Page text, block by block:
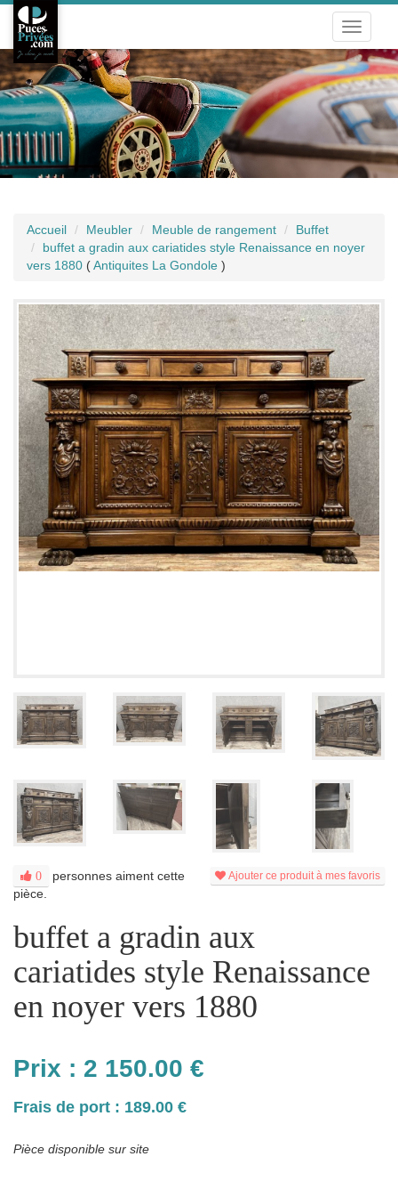
Toggle
Accueil Meubler Meuble de rangement
Buffet
buffet a gradin aux cariatides style Renaissance en noyer
vers 1880 (Antiquites La Gondole )
Ajouter ce produit à mes favoris
0
personnes aiment cette
pièce.
buffet a gradin aux
cariatides style Renaissance
en noyer vers 1880
Prix : 2 150.00 €
Frais de port : 189.00 €
Pièce disponible sur site